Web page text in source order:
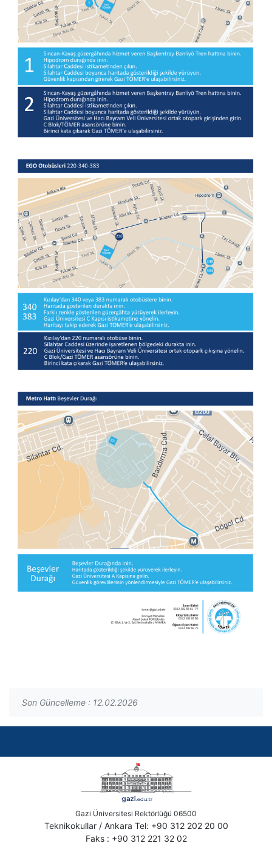
Son Güncelleme : 12.02.2026
Gazi Üniversitesi Rektörlüğü 06500
Teknikokullar / Ankara Tel: +90 312 202 20 00
Faks : +90 312 221 32 02